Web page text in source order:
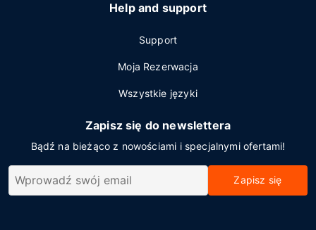
Help and support
Support
Moja Rezerwacja
Wszystkie języki
Zapisz się do newslettera
Bądź na bieżąco z nowościami i specjalnymi ofertami!
Zapisz się